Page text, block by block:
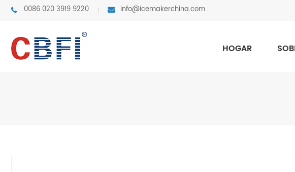
0086 020 3919 9220 info@icemakerchina.com
HOGAR